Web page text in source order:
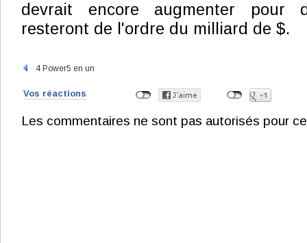
devrait encore augmenter pour
resteront de l'ordre du milliard de $.
4 Power5 en un
Vos réactions
Les commentaires ne sont pas autorisés pour